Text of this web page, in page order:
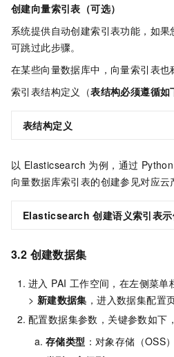
创建向量索引表（可选）
系统提供自动创建索引表功能，如果
可跳过此步骤。
在某些向量数据库中，向量索引表也
索引表结构定义（表结构必须遵循如
表结构定义
以 Elasticsearch 为例，通过
向量数据库索引表的创建参见对应云
Elasticsearch 创建语义索引表
3.2 创建数据集
进入 PAI 工作空间，在左侧菜单
> 新建数据集 ，进入数据集配置
配置数据集参数，关键参数如下
存储类型 ：对象存储（OSS